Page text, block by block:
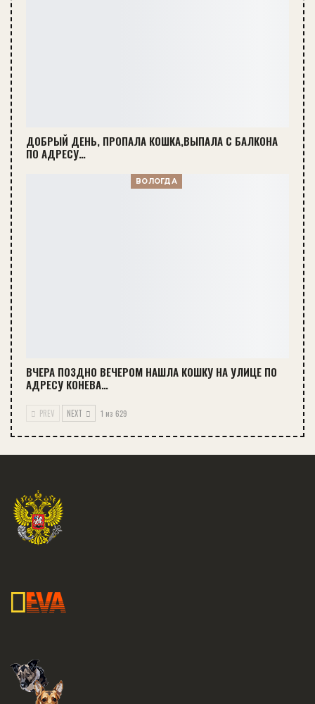
ДОБРЫЙ ДЕНЬ, ПРОПАЛА КОШКА,ВЫПАЛА С БАЛКОНА
ПО АДРЕСУ…
ВОЛОГДА
ВЧЕРА ПОЗДНО ВЕЧЕРОМ НАШЛА КОШКУ НА УЛИЦЕ ПО
АДРЕСУ КОНЕВА…
PREV NEXT 1 из 629